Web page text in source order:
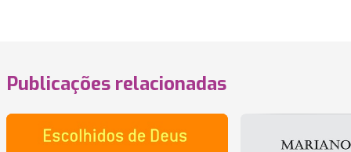
Publicações relacionadas